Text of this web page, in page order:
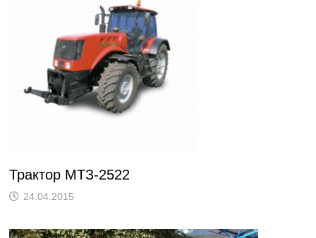
Трактор МТЗ-2522
24.04.2015